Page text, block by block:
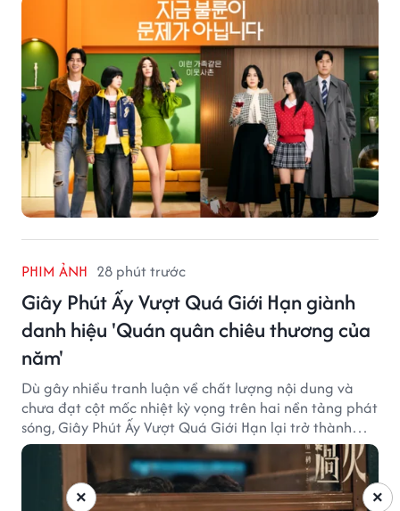
PHIM ẢNH 28 phút trước
Giây Phút Ấy Vượt Quá Giới Hạn giành
danh hiệu 'Quán quân chiêu thương của
năm'
Dù gây nhiều tranh luận về chất lượng nội dung và
chưa đạt cột mốc nhiệt kỳ vọng trên hai nền tảng phát
sóng, Giây Phút Ấy Vượt Quá Giới Hạn lại trở thành
hiện tượng ở khía cạnh thương mại.
×
×